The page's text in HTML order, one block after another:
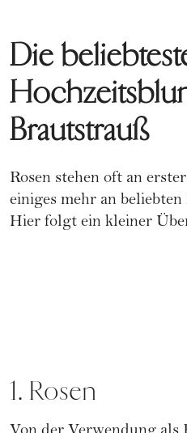
Die
Brautstrauß
Rosen stehen oft an
einiges mehr an
Hier folgt ein kleiner
1. Rosen